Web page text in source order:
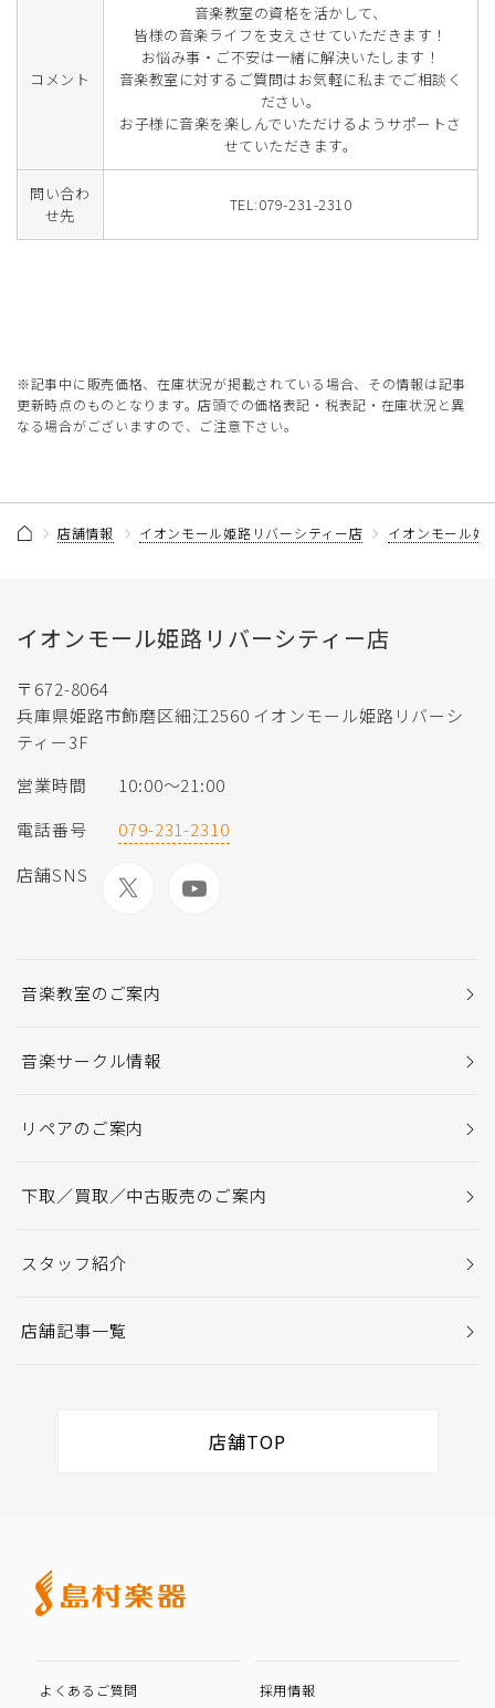
コメント
音楽教室の資格を活かして、
皆様の音楽ライフを支えさせていただきます！
お悩み事・ご不安は一緒に解決いたします！
音楽教室に対するご質問はお気軽に私までご相談く
ださい。
お子様に音楽を楽しんでいただけるようサポートさ
せていただきます。
問い合わ
せ先
TEL:079-231-2310
※記事中に販売価格、在庫状況が掲載されている場合、その情報は記事
更新時点のものとなります。店頭での価格表記・税表記・在庫状況と異
なる場合がございますので、ご注意下さい。
店舗情報 イオンモール姫路リバーシティー店 イオンモール姫
イオンモール姫路リバーシティー店
〒672-8064
兵庫県姫路市飾磨区細江2560 イオンモール姫路リバーシ
ティー3F
営業時間
10:00〜21:00
電話番号
079-231-2310
店舗SNS
音楽教室のご案内
音楽サークル情報
リペアのご案内
下取／買取／中古販売のご案内
スタッフ紹介
店舗記事一覧
店舗TOP
よくあるご質問 採用情報